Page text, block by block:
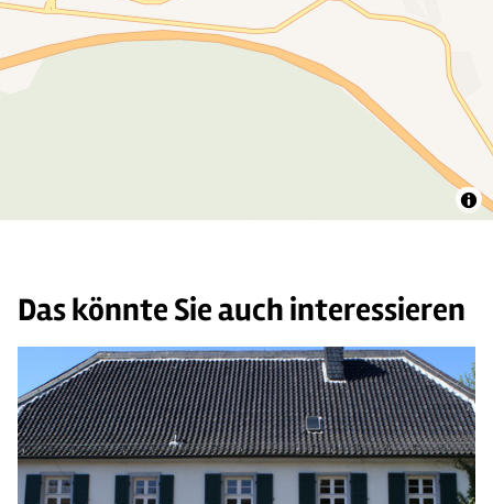
Das könnte Sie auch interessieren